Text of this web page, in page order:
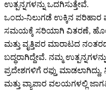
ಉತ್ಪನ್ನಗಳನ್ನು ಒದಗಿಸುತ್ತೇವೆ.
ಒಂದು-ನಿಲುಗಡೆ ಉಕ್ಕಿನ ಪರಿಹಾರ
ಸಮಯಕ್ಕೆ ಸರಿಯಾಗಿ ವಿತರಣೆ,
ಮತ್ತು ವೃತ್ತಿಪರ ಮಾರಾಟದ
ಬದ್ಧರಾಗಿದ್ದೇವೆ. ನಮ್ಮ
ಪ್ರದೇಶಗಳಿಗೆ ರಫ್ತು
ಮತ್ತು ವ್ಯಾಪಾರ ವಲಯಗಳಲ್ಲಿ